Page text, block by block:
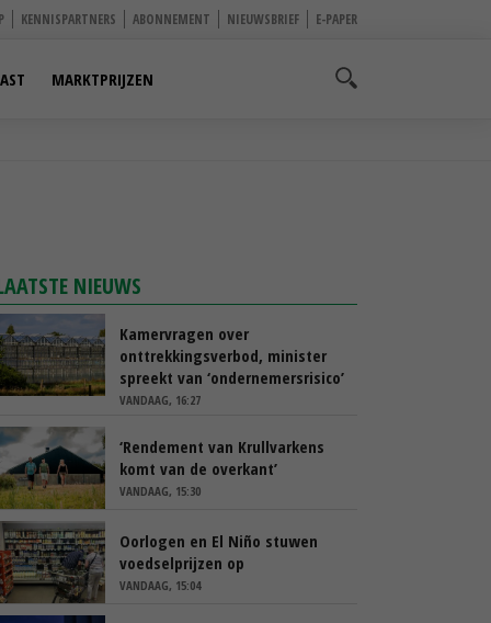
KENNISPARTNERS ABONNEMENT NIEUWSBRIEF E-PAPER
MARKTPRIJZEN
NIEUWS
Kamervragen over
onttrekkingsverbod, minister
spreekt van ‘ondernemersrisico’
VANDAAG, 16:27
‘Rendement van Krullvarkens
komt van de overkant’
VANDAAG, 15:30
Oorlogen en El Niño stuwen
voedselprijzen op
VANDAAG, 15:04